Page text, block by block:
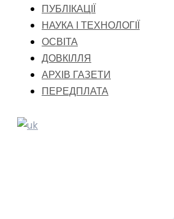
ПУБЛІКАЦІЇ
НАУКА І ТЕХНОЛОГІЇ
ОСВІТА
ДОВКІЛЛЯ
АРХІВ ГАЗЕТИ
ПЕРЕДПЛАТА